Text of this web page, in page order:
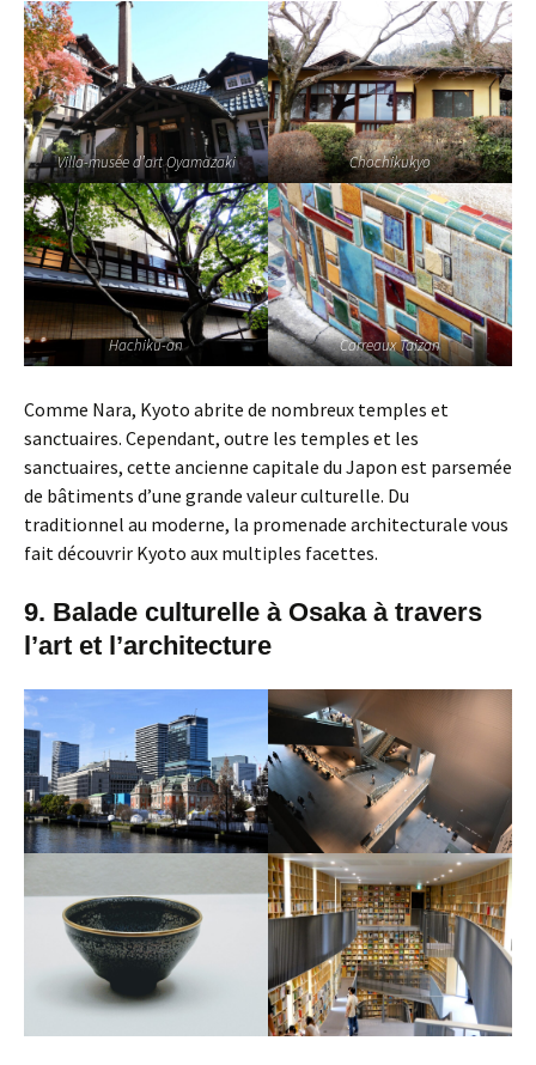
Villa-musée d’art Oyamazaki Chochikukyo
Hachiku-an Carreaux Taizan
Comme Nara, Kyoto abrite de nombreux temples et
sanctuaires. Cependant, outre les temples et les
sanctuaires, cette ancienne capitale du Japon est parsemée
de bâtiments d’une grande valeur culturelle. Du
traditionnel au moderne, la promenade architecturale vous
fait découvrir Kyoto aux multiples facettes.
9. Balade culturelle à Osaka à travers
l’art et l’architecture